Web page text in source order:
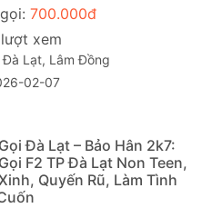
700.000đ
xem
Đà Lạt, Lâm Đồng
02-07
Đà Lạt – Bảo Hân 2k7:
F2 TP Đà Lạt Non Teen,
Quyến Rũ, Làm Tình